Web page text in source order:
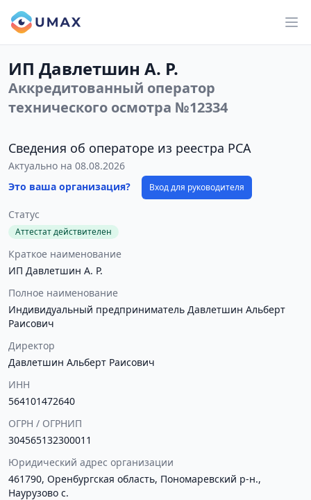
ИП Давлетшин А. Р.
Аккредитованный оператор
технического осмотра №12334
Сведения об операторе из реестра РСА
Актуально на 08.08.2026
Это ваша организация?
Вход для руководителя
Статус
Аттестат действителен
Краткое наименование
ИП Давлетшин А. Р.
Полное наименование
Индивидуальный предприниматель Давлетшин Альберт
Раисович
Директор
Давлетшин Альберт Раисович
ИНН
564101472640
ОГРН / ОГРНИП
304565132300011
Юридический адрес организации
461790, Оренбургская область, Пономаревский р-н.,
Наурузово с.